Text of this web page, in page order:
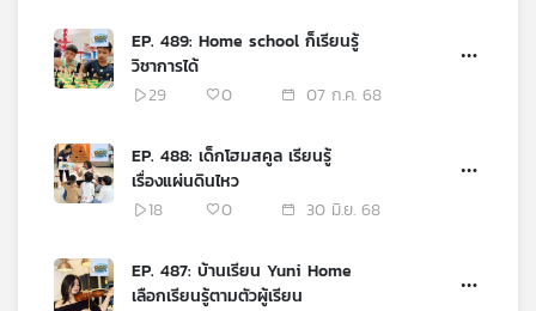
แผนที่
EP. 489: Home school ก็เรียนรู้
วิชาการได้
29
0 07 ก.ค. 68
EP. 488: เด็กโฮมสคูล เรียนรู้
เรื่องแผ่นดินไหว
18
0 30 มิ.ย. 68
EP. 487: บ้านเรียน Yuni Home
เลือกเรียนรู้ตามตัวผู้เรียน